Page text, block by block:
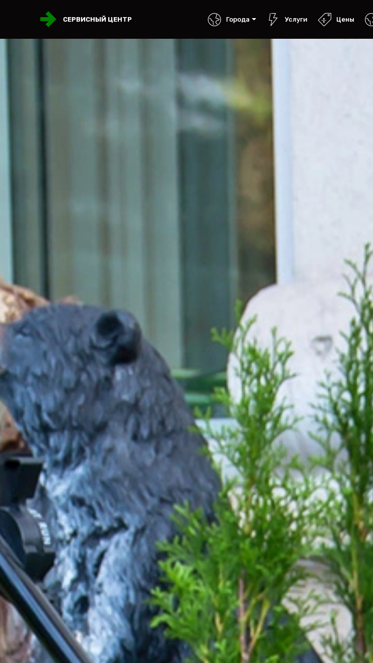
СЕРВИСНЫЙ ЦЕНТР Города Услуги Цены